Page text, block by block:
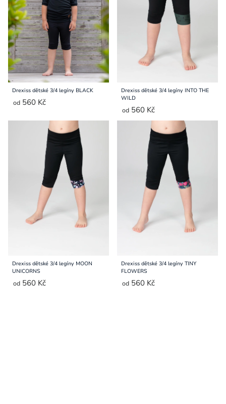
Přihlášení
Drexiss dětské 3/4 legíny BLACK
od 560 Kč
Drexiss dětské 3/4 legíny INTO THE
WILD
od 560 Kč
Drexiss dětské 3/4 legíny MOON
UNICORNS
od 560 Kč
Drexiss dětské 3/4 legíny TINY
FLOWERS
od 560 Kč